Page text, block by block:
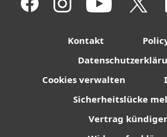
Kontakt
Cookies verwalten
Sicherheitslücke
Vertrag